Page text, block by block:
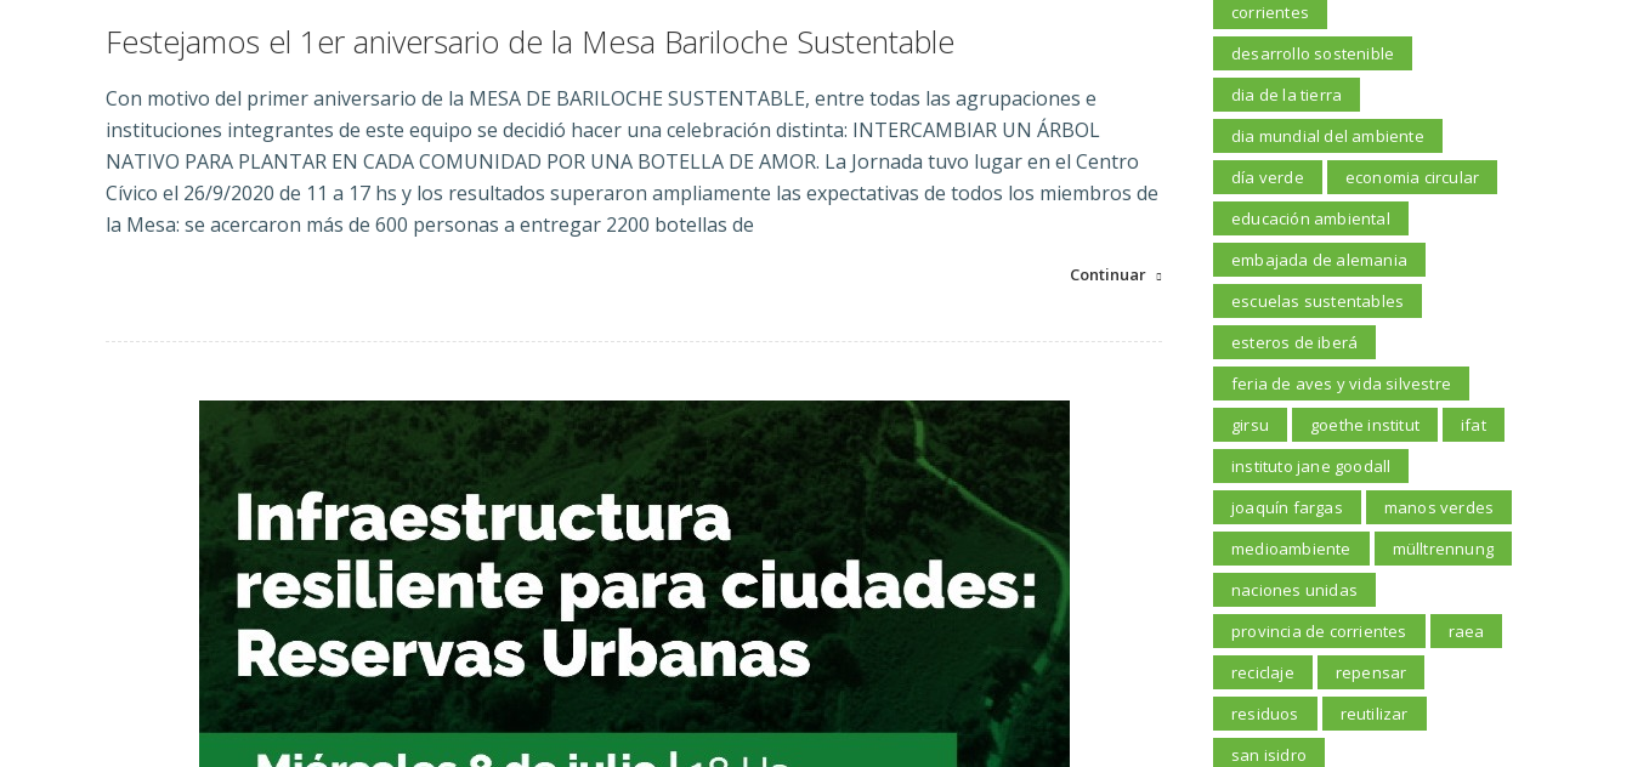
Festejamos el 1er aniversario de la Mesa Bariloche Sustentable
Con motivo del primer aniversario de la MESA DE BARILOCHE SUSTENTABLE, entre todas las agrupaciones e
instituciones integrantes de este equipo se decidió hacer una celebración distinta: INTERCAMBIAR UN ÁRBOL
NATIVO PARA PLANTAR EN CADA COMUNIDAD POR UNA BOTELLA DE AMOR. La Jornada tuvo lugar en el Centro
Cívico el 26/9/2020 de 11 a 17 hs y los resultados superaron ampliamente las expectativas de todos los miembros de
la Mesa: se acercaron más de 600 personas a entregar 2200 botellas de
Continuar
corrientes
desarrollo sostenible
dia de la tierra
dia mundial del ambiente
día verde
economia circular
educación ambiental
embajada de alemania
escuelas sustentables
esteros de iberá
feria de aves y vida silvestre
girsu
goethe institut
ifat
instituto jane goodall
joaquín fargas
manos verdes
medioambiente
mülltrennung
naciones unidas
provincia de corrientes
raea
reciclaje
repensar
residuos
reutilizar
san isidro